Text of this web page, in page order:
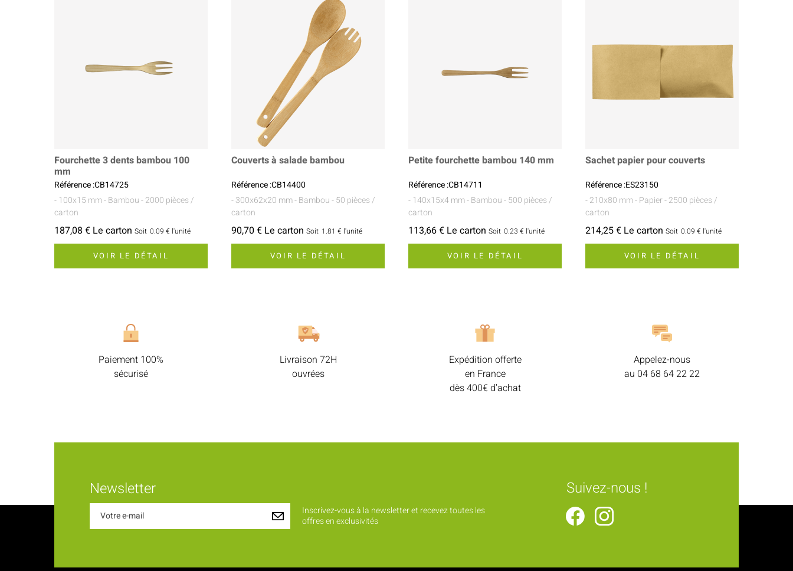
Fourchette 3 dents bambou 100
mm
Référence :CB14725
- 100x15 mm- Bambou- 2000 pièces /
carton
187,08 € Le carton Soit 0.09 € l'unité
VOIR LE DÉTAIL
Couverts à salade bambou
Référence :CB14400
- 300x62x20 mm- Bambou- 50 pièces /
carton
90,70 € Le carton Soit 1.81 € l'unité
VOIR LE DÉTAIL
Petite fourchette bambou 140 mm
Référence :CB14711
- 140x15x4 mm- Bambou- 500 pièces /
carton
113,66 € Le carton Soit 0.23 € l'unité
VOIR LE DÉTAIL
Sachet papier pour couverts
Référence :ES23150
- 210x80 mm- Papier- 2500 pièces /
carton
214,25 € Le carton Soit 0.09 € l'unité
VOIR LE DÉTAIL
Paiement 100%
sécurisé
Livraison 72H
ouvrées
Expédition offerte
en France
dès 400€ d’achat
Appelez-nous
au 04 68 64 22 22
Newsletter
Inscrivez-vous à la newsletter et recevez toutes les
offres en exclusivités
Suivez-nous !